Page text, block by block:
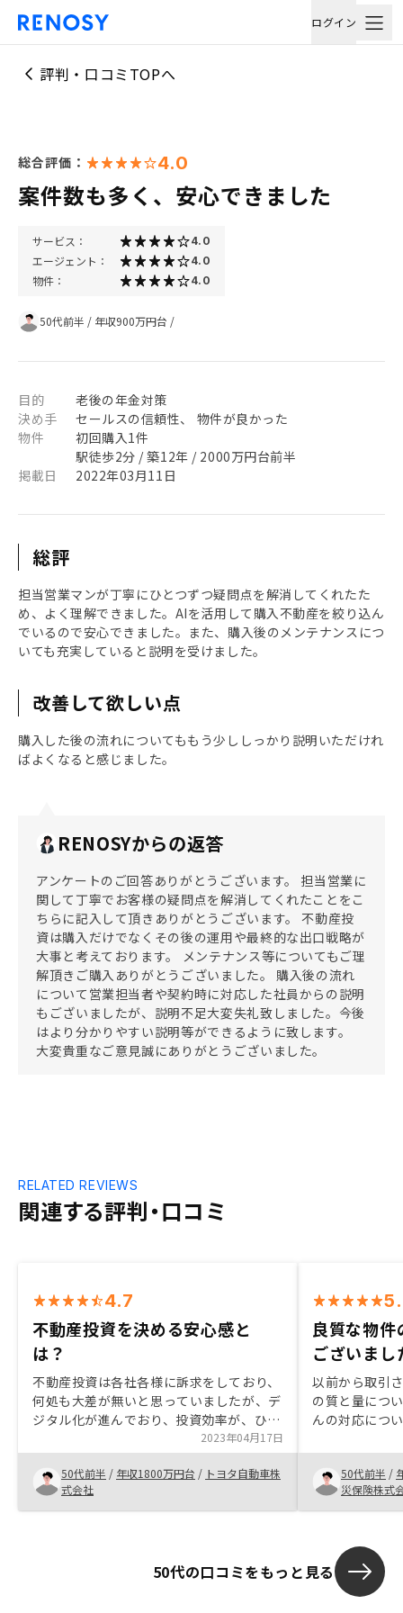
ログイン
評判・口コミTOPへ
総合評価： 4.0
案件数も多く、安心できました
サービス： 4.0
エージェント： 4.0
物件： 4.0
50代前半 / 年収900万円台 /
目的
老後の年金対策
決め手
セールスの信頼性、 物件が良かった
物件
初回購入1件
駅徒歩2分 / 築12年 / 2000万円台前半
掲載日
2022年03月11日
総評
担当営業マンが丁寧にひとつずつ疑問点を解消してくれたた
め、よく理解できました。AIを活用して購入不動産を絞り込ん
でいるので安心できました。また、購入後のメンテナンスにつ
いても充実していると説明を受けました。
改善して欲しい点
購入した後の流れについてももう少ししっかり説明いただけれ
ばよくなると感じました。
RENOSYからの返答
アンケートのご回答ありがとうございます。 担当営業に
関して丁寧でお客様の疑問点を解消してくれたことをこ
ちらに記入して頂きありがとうございます。 不動産投
資は購入だけでなくその後の運用や最終的な出口戦略が
大事と考えております。 メンテナンス等についてもご理
解頂きご購入ありがとうございました。 購入後の流れ
について営業担当者や契約時に対応した社員からの説明
もございましたが、説明不足大変失礼致しました。今後
はより分かりやすい説明等ができるように致します。
大変貴重なご意見誠にありがとうございました。
関連する評判・口コミ
RELATED REVIEWS
4.7
不動産投資を決める安心感と
は？
不動産投資は各社各様に訴求をしており、
何処も大差が無いと思っていましたが、デ
ジタル化が進んでおり、投資効率が、ひと
目で分かることの安心感が有りました。ま
た、上場企業であるという安心感が、背中
を押してくれる最後の決め手となり、不動
産投資をしないという選択肢が完全に無く
なりました。より一層のペーパレス化を進
2023年04月17日
50代前半 / 年収1800万円台 / トヨタ自動車株
式会社
良質な物
ございまし
以前から取引
の質と量につ
んの対応につ
税等を検討し
め、今回の契
優良な物件を
す。特にあり
50代前半 /
災保険株式
50代の口コミをもっと見る